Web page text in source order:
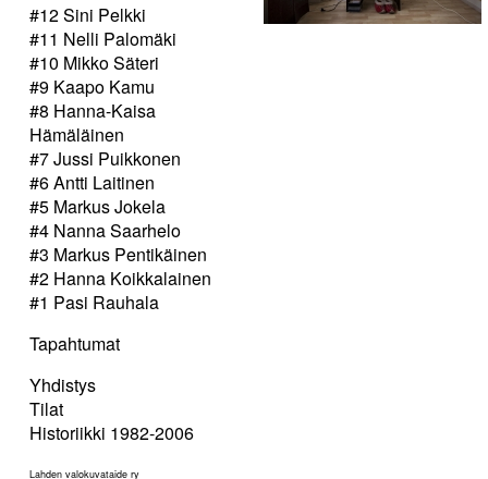
#12 Sini Pelkki
#11 Nelli Palomäki
#10 Mikko Säteri
#9 Kaapo Kamu
#8 Hanna-Kaisa
Hämäläinen
#7 Jussi Puikkonen
#6 Antti Laitinen
#5 Markus Jokela
#4 Nanna Saarhelo
#3 Markus Pentikäinen
#2 Hanna Koikkalainen
#1 Pasi Rauhala
Tapahtumat
Yhdistys
Tilat
Historiikki 1982-2006
Lahden valokuvataide ry